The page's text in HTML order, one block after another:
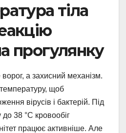
тіла
прогулянку
а захисний механізм.
щоб
вірусів і бактерій. Під
до 38 °C кровообіг
працює активніше. Але